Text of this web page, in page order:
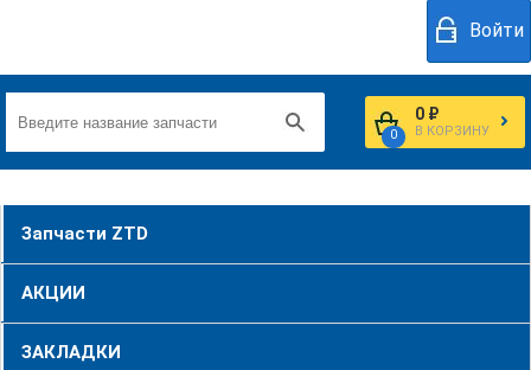
Войти
0
0 ₽
В КОРЗИНУ
Запчасти ZTD
АКЦИИ
ЗАКЛАДКИ